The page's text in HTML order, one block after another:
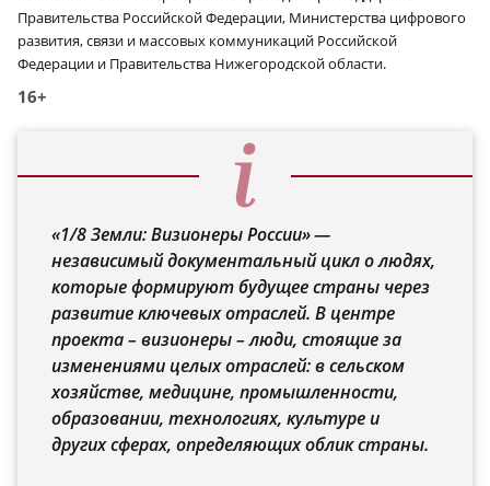
Правительства Российской Федерации, Министерства цифрового
развития, связи и массовых коммуникаций Российской
Федерации и Правительства Нижегородской области.
16+
«1/8 Земли: Визионеры России» —
независимый документальный цикл о людях,
которые формируют будущее страны через
развитие ключевых отраслей. В центре
проекта – визионеры – люди, стоящие за
изменениями целых отраслей: в сельском
хозяйстве, медицине, промышленности,
образовании, технологиях, культуре и
других сферах, определяющих облик страны.